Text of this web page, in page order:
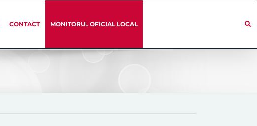
CONTACT MONITORUL OFICIAL LOCAL